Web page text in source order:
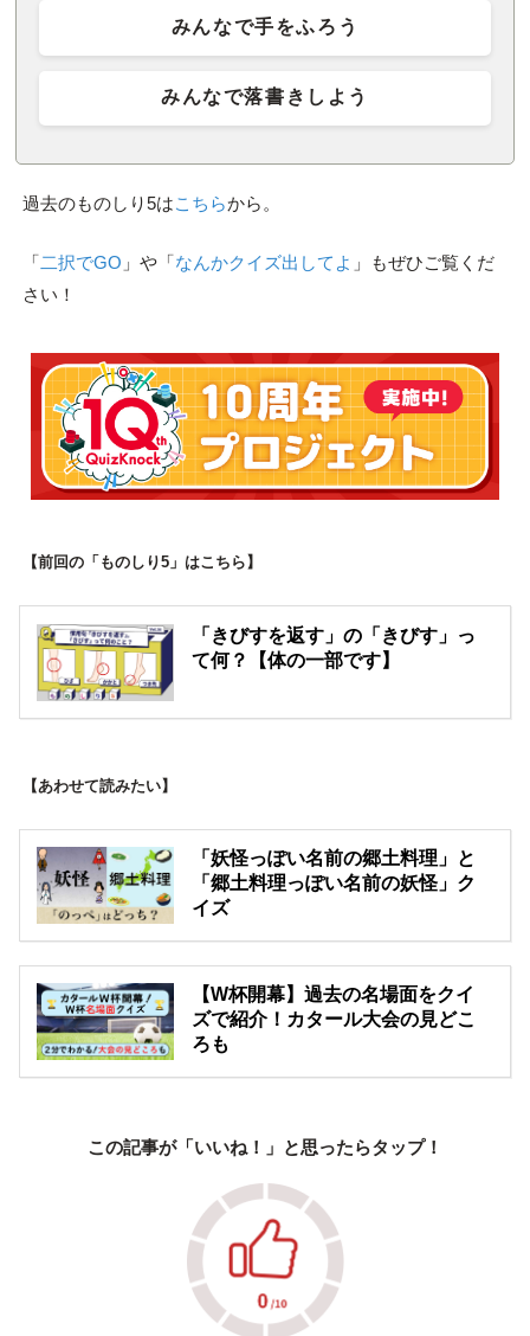
みんなで手をふろう
みんなで落書きしよう
過去のものしり5はこちらから。
「二択でGO 」や「なんかクイズ出してよ 」もぜひご覧くだ
さい！
【前回の「ものしり5」はこちら】
「きびすを返す」の「きびす」っ
て何？【体の一部です】
【あわせて読みたい】
「妖怪っぽい名前の郷土料理」と
「郷土料理っぽい名前の妖怪」ク
イズ
【W杯開幕】過去の名場面をクイ
ズで紹介！カタール大会の見どこ
ろも
この記事が「いいね！」と思ったらタップ！